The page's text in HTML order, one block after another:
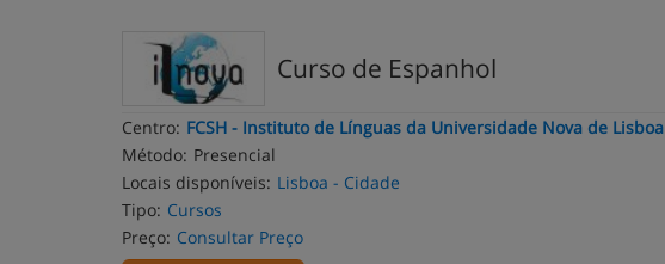
Curso de Espanhol
Centro: FCSH - Instituto de Línguas da Universidade Nova de Lisboa
Método: Presencial
Locais disponíveis: Lisboa - Cidade
Tipo: Cursos
Preço: Consultar Preço